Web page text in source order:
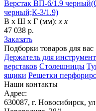
Верстак ВП-6/1.9
черный;К-3/1.9)
В х Ш х Г (мм): х х
47 038 р.
Заказать
Подборки товаров для вас
Держатель для
верстаков Столешницы
ящики Решетки
Наши контакты
Адрес:
630087, г. Новосибирск,